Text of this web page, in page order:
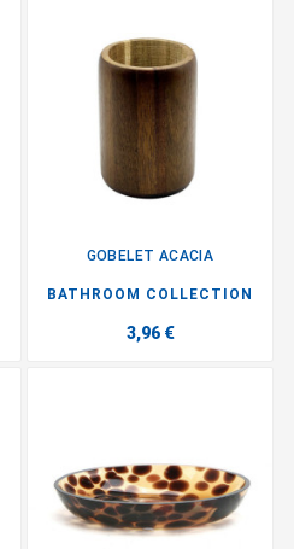
GOBELET ACACIA
BATHROOM COLLECTION
3,96 €